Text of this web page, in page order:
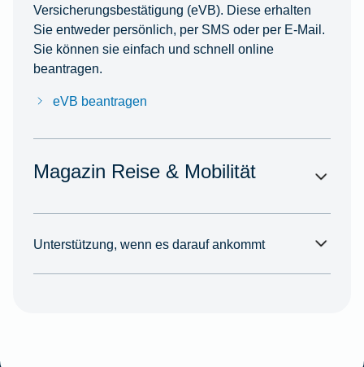
Versicherungsbestätigung (eVB). Diese erhalten
Sie entweder persönlich, per SMS oder per E-Mail.
Sie können sie einfach und schnell online
beantragen.
eVB beantragen
Magazin Reise & Mobilität
Unterstützung, wenn es darauf ankommt